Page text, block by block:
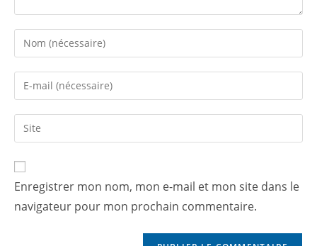
Enregistrer mon nom, mon e-mail et mon site dans le
navigateur pour mon prochain commentaire.